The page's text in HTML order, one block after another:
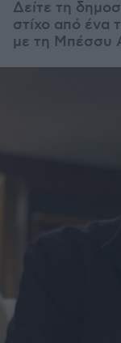
Δείτε τη
στίχο από ένα
με τη Μπέσσυ